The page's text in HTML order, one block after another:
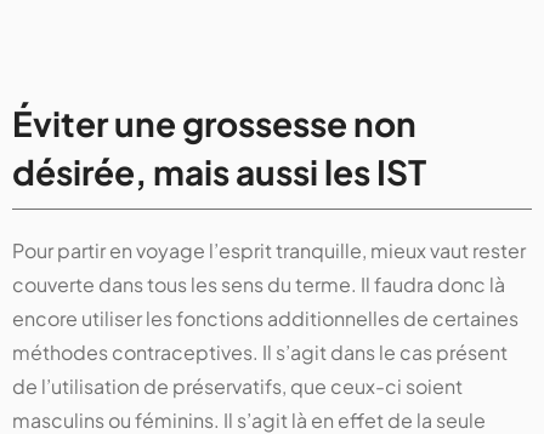
Éviter une grossesse non
désirée, mais aussi les IST
Pour partir en voyage l’esprit tranquille, mieux vaut rester
couverte dans tous les sens du terme. Il faudra donc là
encore utiliser les fonctions additionnelles de certaines
méthodes contraceptives. Il s’agit dans le cas présent
de l’utilisation de préservatifs, que ceux-ci soient
masculins ou féminins. Il s’agit là en effet de la seule